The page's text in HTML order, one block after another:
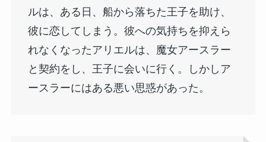
ルは、ある日、船から落ちた王子を助け、
彼に恋してしまう。彼への気持ちを抑えら
れなくなったアリエルは、魔女アースラー
と契約をし、王子に会いに行く。しかしア
ースラーにはある悪い思惑があった。